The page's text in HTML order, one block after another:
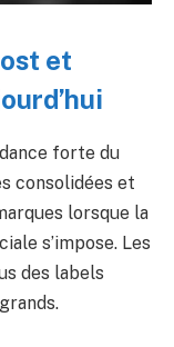
et
forte du
consolidées et
lorsque la
s’impose. Les
des labels